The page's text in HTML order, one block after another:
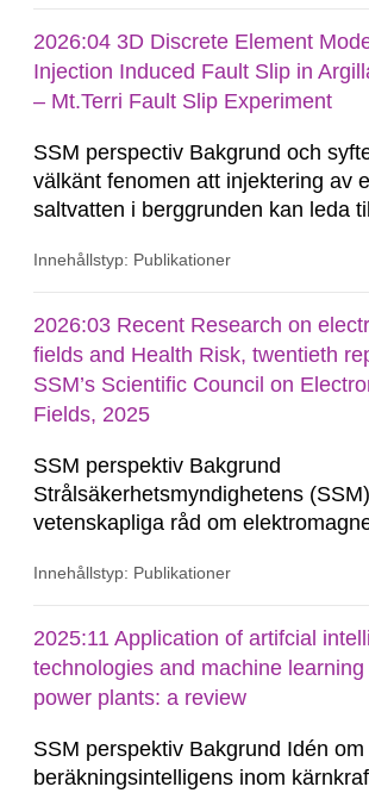
Närfälts-effekter kan innebära
glidning längs...
2026:04 3D Discrete Element
Injection Induced Fault Slip in
– Mt.Terri Fault Slip Experiment
SSM perspectiv Bakgrund och
välkänt fenomen att injektering av
saltvatten i berggrunden kan leda
jordbävningar (Walsh och Zoback
även förekomma naturligt, till
de...
Innehållstyp: Publikationer
2026:03 Recent Research on
fields and Health Risk, twentieth
SSM’s Scientific Council on
Fields, 2025
SSM perspektiv Bakgrund
Strålsäkerhetsmyndighetens (SSM)
vetenskapliga råd om
hälsorisker vid exponering för
möjliga hälsorisker. Rådet ger
myndigheten behöver yttra sig...
Innehållstyp: Publikationer
2025:11 Application of artifcial
technologies and machine
power plants: a review
SSM perspektiv Bakgrund Idén
beräkningsintelligens inom